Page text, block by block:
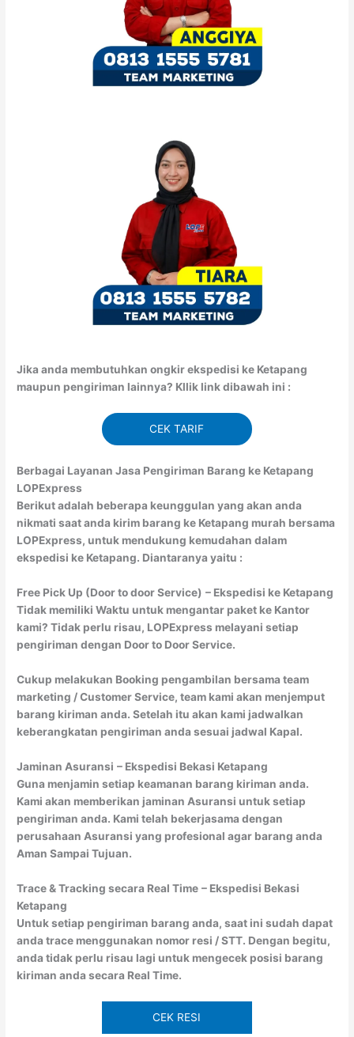
Jika anda membutuhkan ongkir ekspedisi ke Ketapang
maupun pengiriman lainnya? Kllik link dibawah ini :
CEK TARIF
Berbagai Layanan Jasa Pengiriman Barang ke Ketapang
LOPExpress
Berikut adalah beberapa keunggulan yang akan anda
nikmati saat anda kirim barang ke Ketapang murah bersama
LOPExpress, untuk mendukung kemudahan dalam
ekspedisi ke Ketapang. Diantaranya yaitu :
Free Pick Up (Door to door Service) – Ekspedisi ke Ketapang
Tidak memiliki Waktu untuk mengantar paket ke Kantor
kami? Tidak perlu risau, LOPExpress melayani setiap
pengiriman dengan Door to Door Service.
Cukup melakukan Booking pengambilan bersama team
marketing / Customer Service, team kami akan menjemput
barang kiriman anda. Setelah itu akan kami jadwalkan
keberangkatan pengiriman anda sesuai jadwal Kapal.
Jaminan Asuransi – Ekspedisi Bekasi Ketapang
Guna menjamin setiap keamanan barang kiriman anda.
Kami akan memberikan jaminan Asuransi untuk setiap
pengiriman anda. Kami telah bekerjasama dengan
perusahaan Asuransi yang profesional agar barang anda
Aman Sampai Tujuan.
Trace & Tracking secara Real Time – Ekspedisi Bekasi
Ketapang
Untuk setiap pengiriman barang anda, saat ini sudah dapat
anda trace menggunakan nomor resi / STT. Dengan begitu,
anda tidak perlu risau lagi untuk mengecek posisi barang
kiriman anda secara Real Time.
CEK RESI